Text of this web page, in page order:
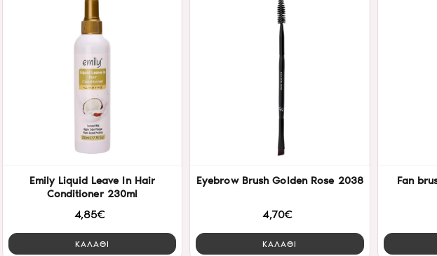
Emily Liquid Leave In Hair
Conditioner 230ml
4,85€
ΚΑΛΑΘΙ
Eyebrow Brush Golden Rose 2038
4,70€
ΚΑΛΑΘΙ
Fan